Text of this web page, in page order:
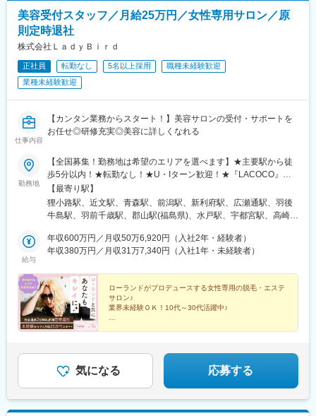
駅、千葉中央駅、新宿駅(東京メトロ)、東銀座駅、井の頭公園駅、
東池袋駅、赤羽岩淵駅、立川駅、神奈川駅、溝の口駅、川崎駅、
グランドプラザ前駅、静岡駅、新豊田駅、近鉄名古屋駅、七条
中央駅(大阪モノレール)、元町駅(兵庫県)、山陽姫路駅、西田原本
駅、岡山駅、倉敷市駅、立町駅、片原町駅(香川県)、県庁前駅(愛
県)、新宿駅、有楽町駅、都電雑司ケ谷駅、立川南駅、新高島駅、
高津駅(神奈川県)、国際会議場前駅、日吉町駅、名古屋駅、天王寺
高速)、西川緑道公園駅、胡町駅、長者ケ平駅、天神南駅、祇園駅
(福岡県)、旦過駅、佐世保駅、都通駅
美容受付スタッフ／月給25万円／女性専用サロン／原
則定時退社
株式会社ＬａｄｙＢｉｒｄ
正社員 転勤なし 5名以上採用
職種未経験歓迎
業種未経験歓迎
仕事内容
【カンタン業務からスタート！】美容サロンの受付・サポートを
お任せ◎研修充実◎美容に詳しくなれる
勤務地
【全国募集！勤務地は希望のエリアを選べます】★主要駅から徒
歩5分以内！★転勤なし！★U・Iターン歓迎！★『LACOCO』
『銀座グラティア』で活躍！★自動車通勤可〈エリア〉■北海道・
東北エリア北海道／青森県／岩手県／宮城県／秋田県／山形県／
福島県■関東エリア東京都／神奈川県／千葉県／埼玉県／群馬県／
梨県／岐阜県／静岡県／愛知県■近畿エリア大阪府／京都府／滋賀
県／兵庫県／奈良県■中国・四国エリア島根県／鳥取県／岡山県／
県／長崎県／大分県／熊本県／宮崎県／鹿児島県／沖縄県《全国
で勤務OK》▼店舗の詳細はHPをご確認ください▼https://la-
coco.com/salon/
【最寄り駅】
狸小路駅、近文駅、青森駅、前潟駅、新利府駅、広瀬通駅、羽後
牛島駅、羽前千歳駅、郡山駅(福島県)、水戸駅、宇都宮駅、高崎
ケ谷駅、葭川公園駅、柏駅、君津駅、渋谷駅、新宿三丁目駅、銀
座駅、町田駅、吉祥寺駅、池袋駅、赤羽駅、立川北駅、横浜駅、
野々市駅(ＩＲいしかわ鉄道線)、越前新保駅、国母駅、美濃青柳
駅、西掛川駅、沼津駅、新静岡駅、高塚駅、新富士駅(静岡県)、三
河安城駅、美合駅、八幡駅(愛知県)、豊田市駅、星ケ丘駅(愛知
県)、名鉄名古屋駅、瀬田駅(滋賀県)、京都駅、高槻駅、河内天美
駅、岡田浦駅、大阪阿部野橋駅、大阪難波駅、東梅田駅、千里中
西大寺駅、伯耆大山駅、湖山駅、高浜駅(島根県)、岡山駅前駅、北
長瀬駅、倉敷駅、東津山駅、八丁堀駅(広島県)、福山駅、勝瑞駅、
瓦町駅、本山駅(香川県)、今治駅、大街道駅、新居浜駅、酒殿駅、
給与
年収600万円／月収50万6,920円（入社2年・経験者）
年収380万円／月収31万7,340円（入社1年・未経験者）
ローランドがプロデュースする女性専用の脱毛・エステ
サロン♪
業界未経験ＯＫ！10代～30代活躍中♪
気になる 応募する